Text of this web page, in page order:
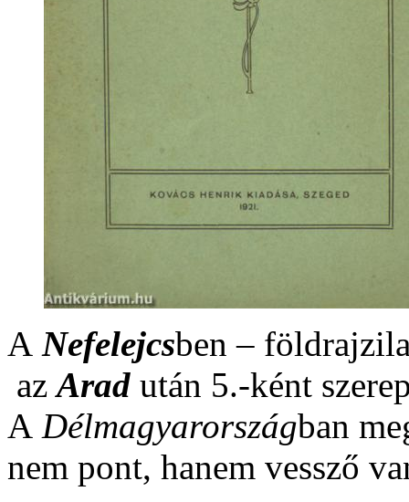
A Nefelejcsben –
azArad után 5.-ként
A Délmagyarországban
nem pont, hanem vessző